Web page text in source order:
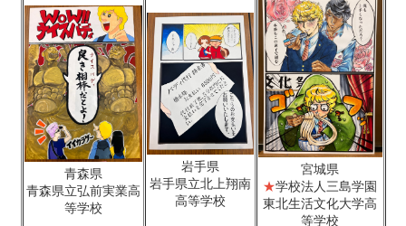
青森県
​​​​​​青森県立弘前実業高
等学校
岩手県
岩手県立北上翔南
高等学校
宮城県
★学校法人三島学園
東北生活文化大学高
等学校